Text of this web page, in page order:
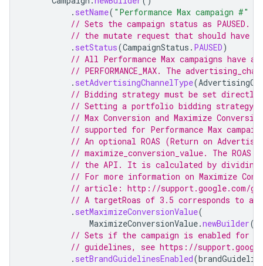
. setName( "Performance Max campaign #"
// Sets the campaign status as
// the mutate request that should have
. setStatus(CampaignStatus . PAUSED)
// All Performance Max campaigns have
// PERFORMANCE_MAX. The
. setAdvertisingChannelType(
// Bidding strategy must be set directly
// Setting a portfolio bidding strategy
// Max Conversion and Maximize
// supported for Performance Max
// An optional ROAS (Return on
// maximize_conversion_value. The
// the API. It is calculated by
// For more information on Maximize
// article: http://support.google.com/
// A targetRoas of 3.5 corresponds to a
. setMaximizeConversionValue(
MaximizeConversionValue.newBuilder
// Sets if the campaign is enabled for
// guidelines, see https://
. setBrandGuidelinesEnabled(